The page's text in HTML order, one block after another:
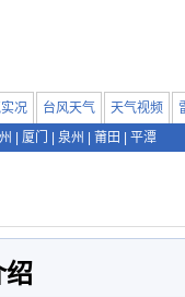
况 台风天气 天气视频
厦门 泉州 莆田 平潭
绍